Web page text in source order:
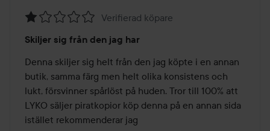
1
av
5
Verifierad köpare
Skiljer sig från den jag har
Denna skiljer sig helt från den jag köpte i en annan
butik, samma färg men helt olika konsistens och
lukt, försvinner spårlöst på huden. Tror till 100% att
LYKO säljer piratkopior köp denna på en annan sida
istället rekommenderar jag